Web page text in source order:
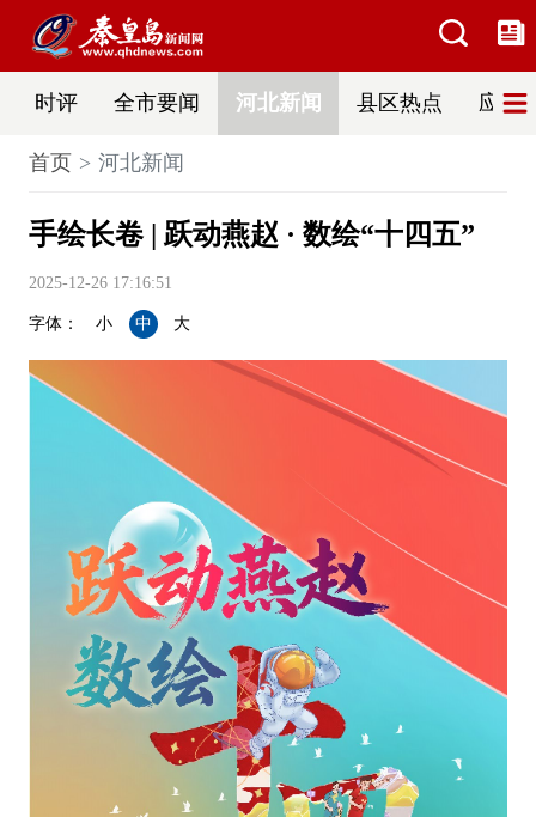
时评 全市要闻 河北新闻 县区热点 应急
首页 河北新闻
手绘长卷 | 跃动燕赵 · 数绘“十四五”
2025-12-26 17:16:51
字体： 小 中 大